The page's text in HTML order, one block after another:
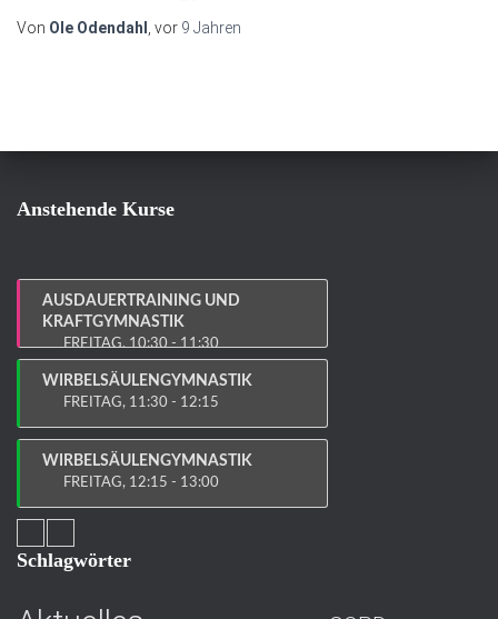
Von Ole Odendahl , vor 9 Jahren
Anstehende Kurse
AUSDAUERTRAINING UND
KRAFTGYMNASTIK
FREITAG, 10:30 - 11:30
WIRBELSÄULENGYMNASTIK
FREITAG, 11:30 - 12:15
WIRBELSÄULENGYMNASTIK
FREITAG, 12:15 - 13:00
Schlagwörter